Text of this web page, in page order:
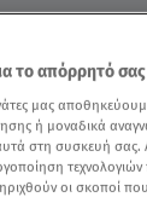
το απόρρητό σας
μας
ή μοναδικά
στη συσκευή σας.
οι σκοποί